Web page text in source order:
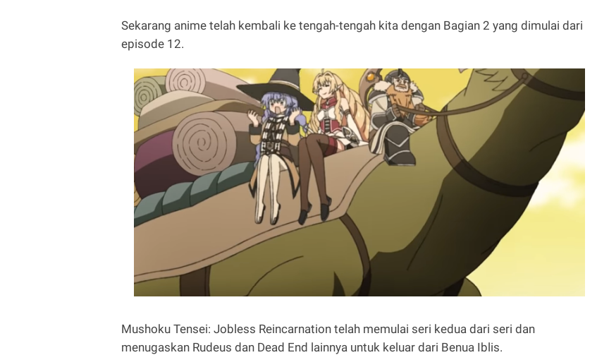
Sekarang anime telah kembali ke tengah-tengah kita dengan Bagian 2 yang dimulai dari
episode 12.
Mushoku Tensei: Jobless Reincarnation telah memulai seri kedua dari seri dan
menugaskan Rudeus dan Dead End lainnya untuk keluar dari Benua Iblis.